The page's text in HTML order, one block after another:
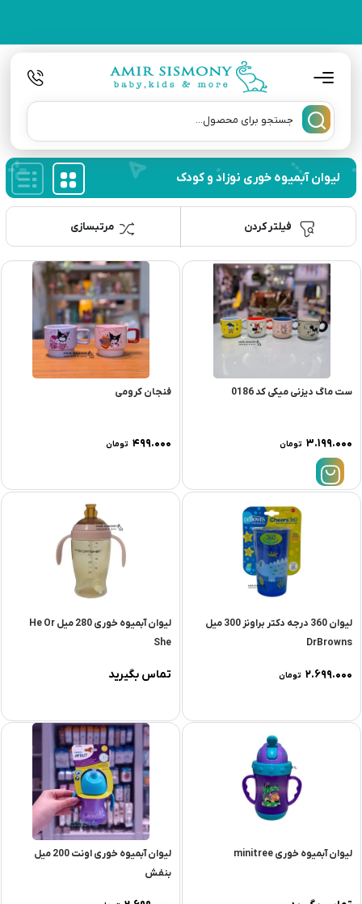
لیوان آبمیوه خوری نوزاد و کودک
مرتبسازی فیلتر کردن
ست ماگ دیزنی میکی کد 0186
۳.۱۹۹.۰۰۰ تومان
فنجان کرومی
۴۹۹.۰۰۰ تومان
لیوان 360 درجه دکتر براونز 300 میل
DrBrowns
۲.۶۹۹.۰۰۰ تومان
لیوان آبمیوه خوری 280 میل He Or
She
تماس بگیرید
لیوان آبمیوه خوری minitree
لیوان آبمیوه خوری اونت 200 میل
بنفش